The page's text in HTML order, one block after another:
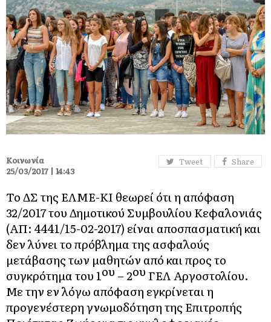
Tweet Share
Κοινωνία
25/03/2017 | 14:43
Το ΔΣ της ΕΛΜΕ-ΚΙ θεωρεί ότι η απόφαση
32/2017 του Δημοτικού Συμβουλίου Κεφαλονιάς
(ΑΠ: 4441/15-02-2017) είναι αποσπασματική και
δεν λύνει το πρόβλημα της ασφαλούς
μετάβασης των μαθητών από και προς το
συγκρότημα του 1ου – 2ου ΓΕΛ Αργοστολίου.
Με την εν λόγω απόφαση εγκρίνεται η
προγενέστερη γνωμοδότηση της Επιτροπής